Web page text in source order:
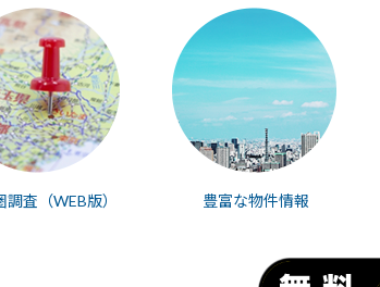
調査（WEB版） 豊富な物件情報